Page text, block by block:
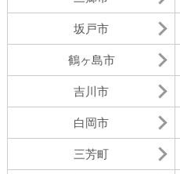
坂戸市
鶴ヶ島市
吉川市
白岡市
三芳町